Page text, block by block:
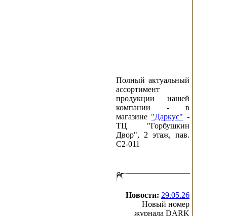
Полный актуальный
ассортимент
продукции нашей
компании - в
магазине "Даркус" -
ТЦ "Горбушкин
Двор", 2 этаж, пав.
C2-011
Новости: 29.05.26
Новый номер
журнала DARK